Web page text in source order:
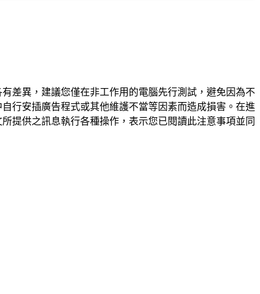
差異，建議您僅在非工作用的電腦先行測試，避免因為不
行安插廣告程式或其他維護不當等因素而造成損害。在進
提供之訊息執行各種操作，表示您已閱讀此注意事項並同